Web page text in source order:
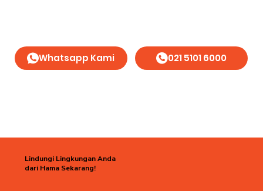
Lindungi Lingkungan Anda
dari Hama Sekarang!
Whatsapp Kami 021 5101 6000